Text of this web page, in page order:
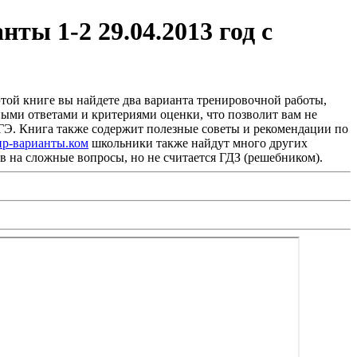
1-2 29.04.2013 год с
книге вы найдете два варианта тренировочной работы,
ответами и критериями оценки, что позволит вам не
Книга также содержит полезные советы и рекомендации по
варианты.ком школьники также найдут много других
на сложные вопросы, но не считается ГДЗ (решебником).